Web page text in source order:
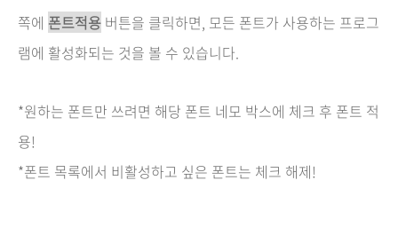
쪽에 폰트적용 버튼을 클릭하면, 모든 폰트가 사용하는 프로그
램에 활성화되는 것을 볼 수 있습니다.
*원하는 폰트만 쓰려면 해당 폰트 네모 박스에 체크 후 폰트 적
용!
*폰트 목록에서 비활성하고 싶은 폰트는 체크 해제!